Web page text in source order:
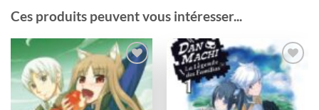
Ces produits peuvent vous intéresser...
Ajouter
à la
wishlist
Ajouter
à la
wishlist